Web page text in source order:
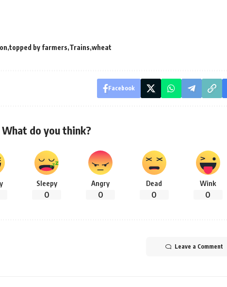
topped by farmers Trains wheat
Facebook
What do you think?
Sleepy
0
Angry
0
Dead
0
Wink
0
Leave a Comment